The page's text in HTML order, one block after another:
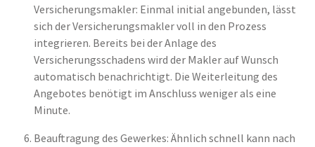
Versicherungsmakler: Einmal initial angebunden, lässt
sich der Versicherungsmakler voll in den Prozess
integrieren. Bereits bei der Anlage des
Versicherungsschadens wird der Makler auf Wunsch
automatisch benachrichtigt. Die Weiterleitung des
Angebotes benötigt im Anschluss weniger als eine
Minute.
Beauftragung des Gewerkes: Ähnlich schnell kann nach